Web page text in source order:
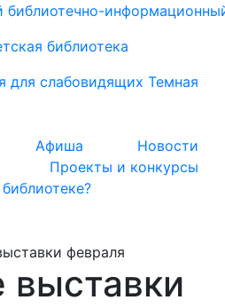
библиотечно-
библиотека
для слабовидящих Темная
Афиша
Новости
Проекты и конкурсы
февраля